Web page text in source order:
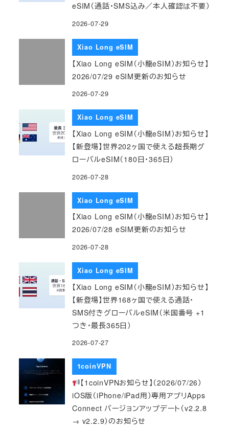
eSIM（通話・SMS込み／本人確認は不要）
2026-07-29
Xiao Long eSIM
【Xiao Long eSIM（小龍eSIM）お知らせ】
2026/07/29 eSIM更新のお知らせ
2026-07-29
Xiao Long eSIM
【Xiao Long eSIM（小龍eSIM）お知らせ】
【新登場】世界202ヶ国で使える超長期グ
ローバルeSIM（180日・365日）
2026-07-28
Xiao Long eSIM
【Xiao Long eSIM（小龍eSIM）お知らせ】
2026/07/28 eSIM更新のお知らせ
2026-07-28
Xiao Long eSIM
【Xiao Long eSIM（小龍eSIM）お知らせ】
【新登場】世界168ヶ国で使える通話・
SMS付きグローバルeSIM（米国番号 +1
つき・最長365日）
2026-07-27
1coinVPN
【1coinVPNお知らせ】（2026/07/26）
iOS版（iPhone/iPad用）専用アプリApps
Connect バージョンアップデート（v2.2.8
→ v2.2.9）のお知らせ